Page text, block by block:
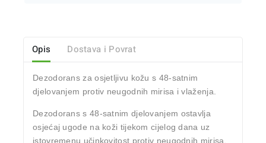
Opis Dostava i Povrat
Dezodorans za osjetljivu kožu s 48-satnim
djelovanjem protiv neugodnih mirisa i vlaženja.
Dezodorans s 48-satnim djelovanjem ostavlja
osjećaj ugode na koži tijekom cijelog dana uz
istovremenu učinkovitost protiv neugodnih mirisa.